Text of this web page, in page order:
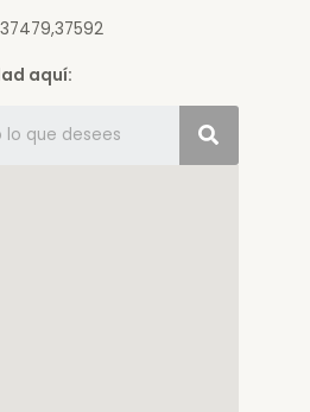
aquí: